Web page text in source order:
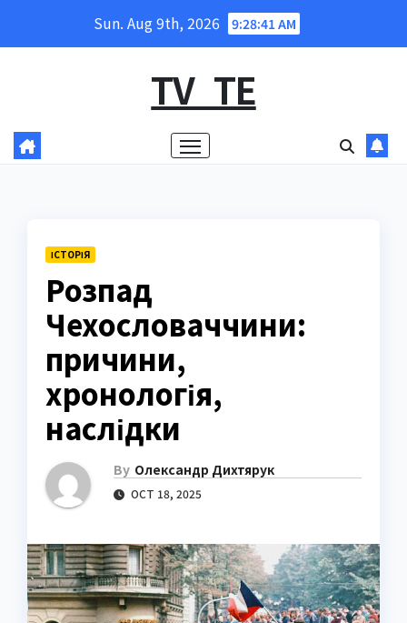
Sun. Aug 9th, 2026 9:28:42 AM
TV_TE
ІСТОРІЯ
Розпад
Чехословаччини:
причини,
хронологія,
наслідки
By Олександр Дихтярук
OCT 18, 2025